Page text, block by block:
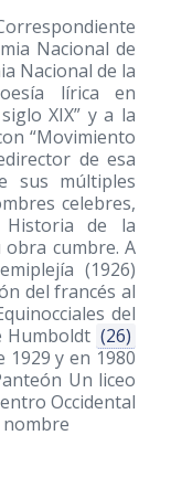
Nacional de
Nacional de la
lírica en
XIX” y a la
“Movimiento
de esa
sus múltiples
celebres,
Historia de la
cumbre. A
(1926)
del francés al
del
Humboldt (26)
1929 y en 1980
Un liceo
Occidental
nombre